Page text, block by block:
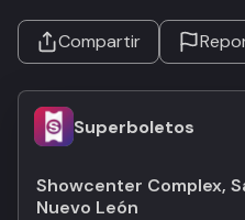
Compartir
Superboletos
Showcenter Complex,
Nuevo León